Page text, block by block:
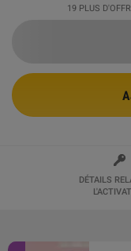
19 PLUS
DÉTAILS